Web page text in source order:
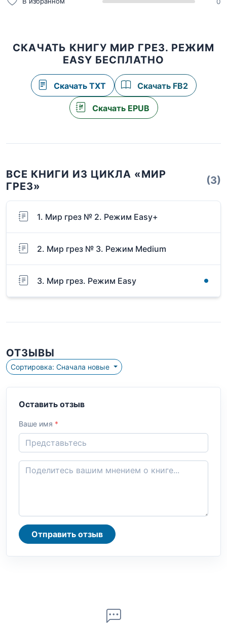
СКАЧАТЬ КНИГУ МИР ГРЕЗ. РЕЖИМ
EASY БЕСПЛАТНО
Скачать TXT Скачать FB2
Скачать EPUB
ВСЕ КНИГИ ИЗ ЦИКЛА «МИР
ГРЕЗ»
(3)
1. Мир грез № 2. Режим Easy+
2. Мир грез № 3. Режим Medium
3. Мир грез. Режим Easy
ОТЗЫВЫ
Сортировка: Сначала новые
Оставить отзыв
Ваше имя *
Отправить отзыв